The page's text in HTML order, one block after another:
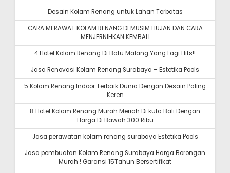
Desain Kolam Renang untuk Lahan Terbatas
CARA MERAWAT KOLAM RENANG DI MUSIM HUJAN DAN CARA
MENJERNIHKAN KEMBALI
4 Hotel Kolam Renang Di Batu Malang Yang Lagi Hits!!
Jasa Renovasi Kolam Renang Surabaya – Estetika Pools
5 Kolam Renang Indoor Terbaik Dunia Dengan Desain Paling
Keren
8 Hotel Kolam Renang Murah Meriah Di kuta Bali Dengan
Harga Di Bawah 300 Ribu
Jasa perawatan kolam renang surabaya Estetika Pools
Jasa pembuatan Kolam Renang Surabaya Harga Borongan
Murah ! Garansi 15Tahun Bersertifikat